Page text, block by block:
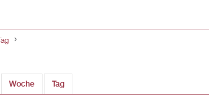
Tag
Woche Tag(aktiver Reiter)